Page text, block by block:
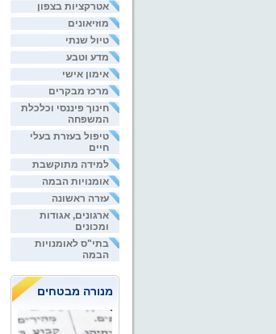
אטרקציות בצפון
מוזיאונים
טיול שנתי
מדע וטבע
אימון אישי
מרכז מבקרים
חינוך פיננסי וכלכלת
המשפחה
טיפול בעזרת בעלי
חיים
למידה מתוקשבת
אומנויות הבמה
עזרה ראשונה
ארגונים, אגודות
ומכונים
בתי"ס לאומנויות
הבמה
מנורה מבטחים